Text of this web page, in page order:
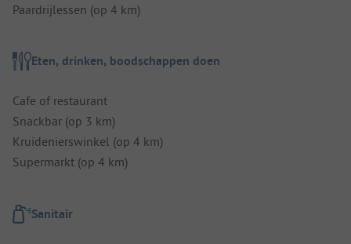
Paardrijlessen (op 4 km)
Eten, drinken, boodschappen doen
Cafe of restaurant
Snackbar (op 3 km)
Kruidenierswinkel (op 4 km)
Supermarkt (op 4 km)
Sanitair